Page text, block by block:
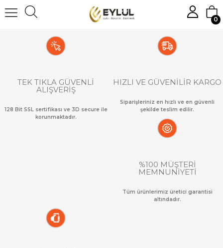
0
TEK TIKLA GÜVENLİ
ALIŞVERİŞ
128 Bit SSL sertifikası ve 3D secure ile
korunmaktadır.
HIZLI VE GÜVENİLİR KARGO
Siparişleriniz en hızlı ve en güvenli
şekilde teslim edilir.
%100 MÜŞTERİ
MEMNUNİYETİ
Tüm ürünlerimiz üretici garantisi
altındadır.